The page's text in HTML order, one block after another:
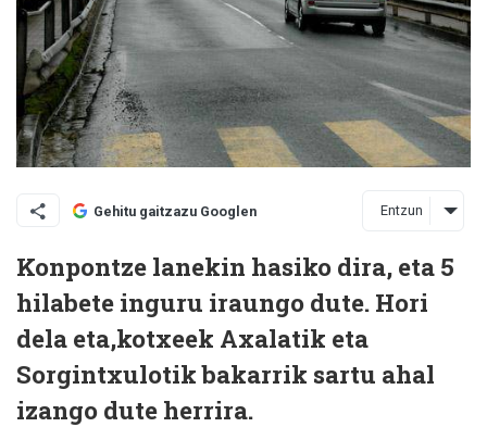
Gehitu gaitzazu Googlen Entzun
Konpontze lanekin hasiko dira, eta 5
hilabete inguru iraungo dute. Hori
dela eta,kotxeek Axalatik eta
Sorgintxulotik bakarrik sartu ahal
izango dute herrira.